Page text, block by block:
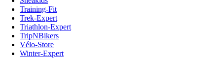
Training-Fit
Trek-Expert
Triathlon-Expert
TripNBikers
Vélo-Store
Winter-Expert